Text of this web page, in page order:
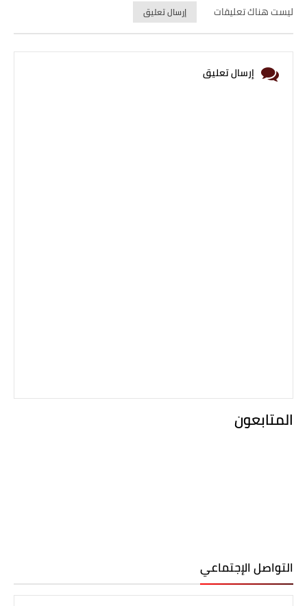
ليست هناك تعليقات إرسال تعليق
إرسال تعليق
المتابعون
التواصل الإجتماعي